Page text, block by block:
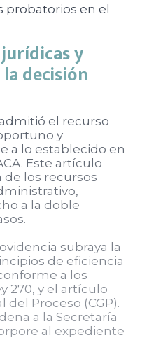
en el
y
decisión
el recurso
y
a lo establecido en
Este artículo
los recursos
a la doble
subraya la
de eficiencia
a los
270, y el artículo
del Proceso (CGP).
a la Secretaría
al expediente